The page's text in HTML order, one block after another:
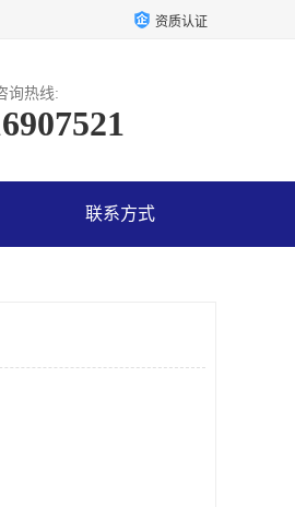
资质认证
询热线:
联系方式